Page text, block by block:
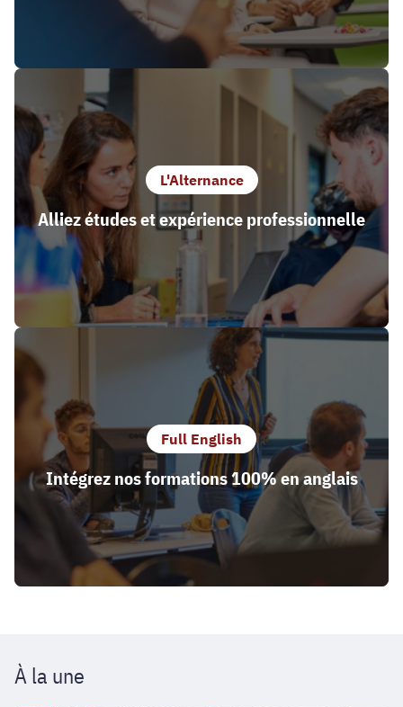
L'Alternance
Alliez études et expérience professionnelle
Full English
Intégrez nos formations 100% en anglais
À la une